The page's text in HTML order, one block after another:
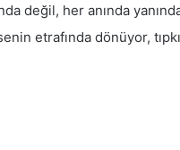
değil, her anında
etrafında dönüyor,